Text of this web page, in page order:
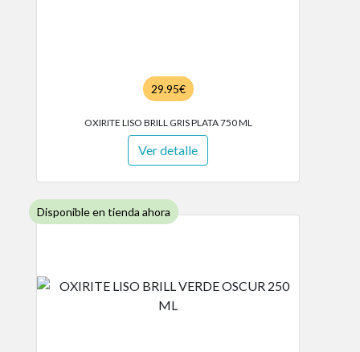
29.95€
OXIRITE LISO BRILL GRIS PLATA 750 ML
Ver detalle
Disponible en tienda ahora